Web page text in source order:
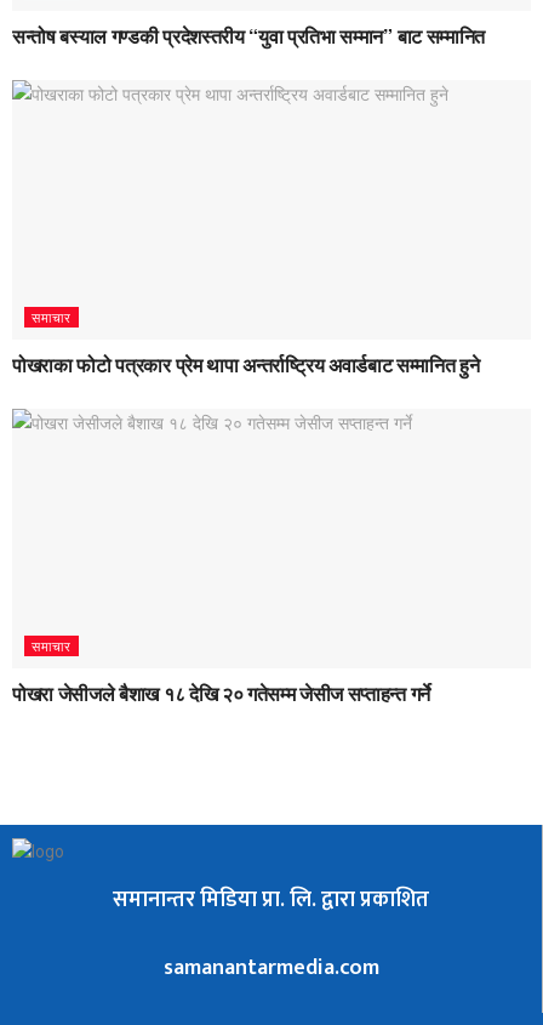
सन्तोष बस्याल गण्डकी प्रदेशस्तरीय “युवा प्रतिभा सम्मान” बाट सम्मानित
समाचार
पोखराका फोटो पत्रकार प्रेम थापा अन्तर्राष्ट्रिय अवार्डबाट सम्मानित हुने
समाचार
पोखरा जेसीजले बैशाख १८ देखि २० गतेसम्म जेसीज सप्ताहन्त गर्ने
समानान्तर मिडिया प्रा. लि. द्वारा प्रकाशित
samanantarmedia.com